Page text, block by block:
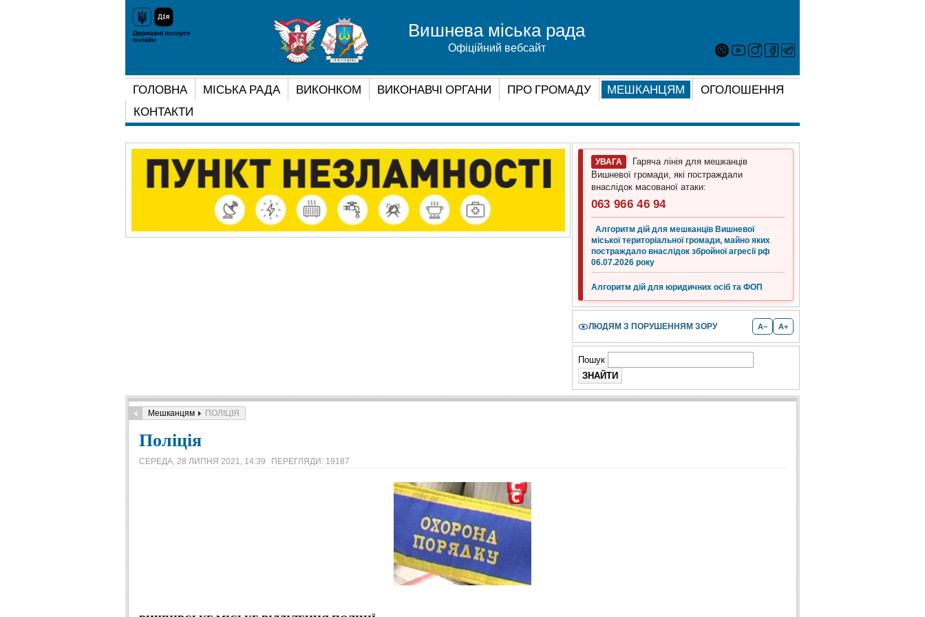
ГОЛОВНА МІСЬКА РАДА ВИКОНКОМ ВИКОНАВЧІ ОРГАНИ ПРО ГРОМАДУ МЕШКАНЦЯМ
ОГОЛОШЕННЯ
КОНТАКТИ
Вишнева міська рада
Офіційний вебсайт
УВАГА
Гаряча лінія для мешканців
Вишневої громади, які постраждали
внаслідок масованої атаки:
063 966 46 94
Алгоритм дій для мешканців Вишневої
міської територіальної громади, майно яких
постраждало внаслідок збройної агресії рф
06.07.2026 року
Алгоритм дій для юридичних осіб та ФОП
ЛЮДЯМ З ПОРУШЕННЯМ ЗОРУ A− A+
Пошук
Мешканцям ПОЛІЦІЯ
Поліція
СЕРЕДА, 28 ЛИПНЯ 2021, 14:39 ПЕРЕГЛЯДИ: 19187